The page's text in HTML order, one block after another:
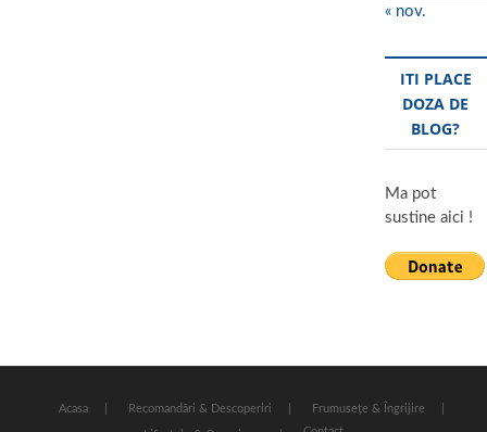
« nov.
ITI PLACE
DOZA DE
BLOG?
Ma pot
sustine aici !
Acasa Recomandări & Descoperiri Frumusețe & Îngrijire